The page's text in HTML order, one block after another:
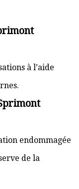
à l’aide
endommagée
de la